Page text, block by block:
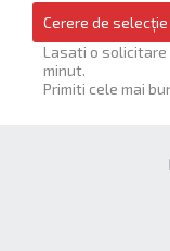
Cerere de
Lasati o
minut.
Primiti cele mai